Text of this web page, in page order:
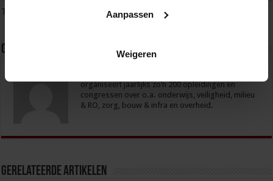
Aanpassen
Weigeren
Tags COMPLEXE PROBLEMATIEK
Over sbo
organiseert jaarlijks zo’n 200 opleidingen en
congressen over o.a. onderwijs, veiligheid, milieu
& RO, zorg, bouw & infra en overheid.
Gerelateerde Artikelen